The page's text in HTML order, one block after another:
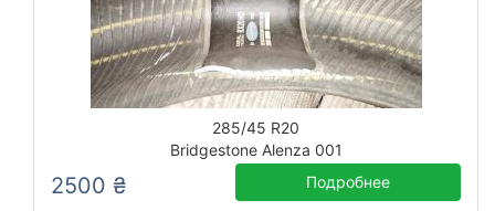
285/45 R20
Bridgestone Alenza 001
2500 ₴ Подробнее